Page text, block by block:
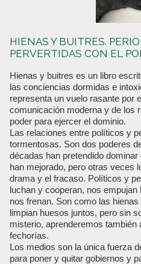
HIENAS Y BUITRES.
PERVERTIDAS CON EL
Hienas y buitres es un libro
las conciencias dormidas e
representa un vuelo rasante por
comunicación moderna y de los
poder para ejercer el dominio.
Las relaciones entre políticos y
tormentosas. Son dos poderes
décadas han pretendido
han mejorado, pero otras veces
drama y el fracaso. Políticos y
luchan y cooperan, nos
nos frenan. Son como las
limpian huesos juntos, pero sin
misterio, aprenderemos también
fechorías.
Los medios son la única fuerza
para poner y quitar gobiernos y